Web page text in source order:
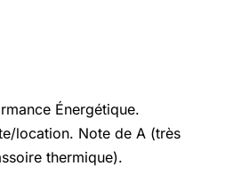
Énergétique.
location. Note de A (très
thermique).